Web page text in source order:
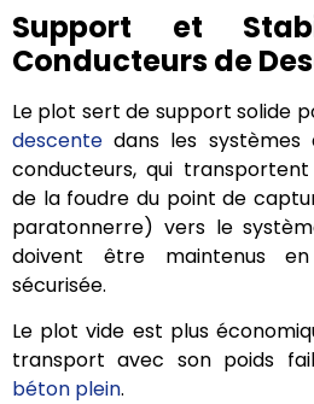
Support et
Conducteurs de
Le plot sert de support solide
descente dans les systèmes
conducteurs, qui
de la foudre du point de
paratonnerre) vers le
doivent être maintenus
sécurisée.
Le plot vide est plus
transport avec son poids
béton plein.